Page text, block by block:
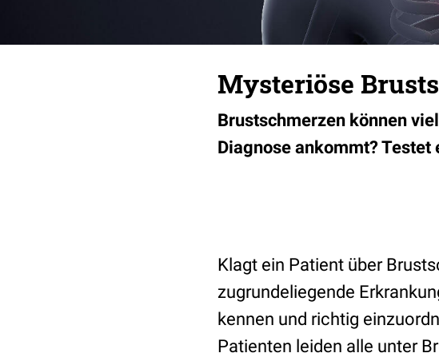
Mysteriöse
Brustschmerzen können
Diagnose ankommt?
Klagt ein Patient über
zugrundeliegende
kennen und richtig
Patienten leiden alle unter